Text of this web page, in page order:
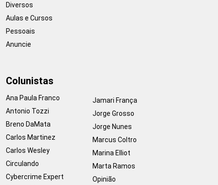
Diversos
Aulas e Cursos
Pessoais
Anuncie
Colunistas
Ana Paula Franco
Antonio Tozzi
Breno DaMata
Carlos Martinez
Carlos Wesley
Circulando
Cybercrime Expert
Jamari França
Jorge Grosso
Jorge Nunes
Marcus Coltro
Marina Elliot
Marta Ramos
Opinião